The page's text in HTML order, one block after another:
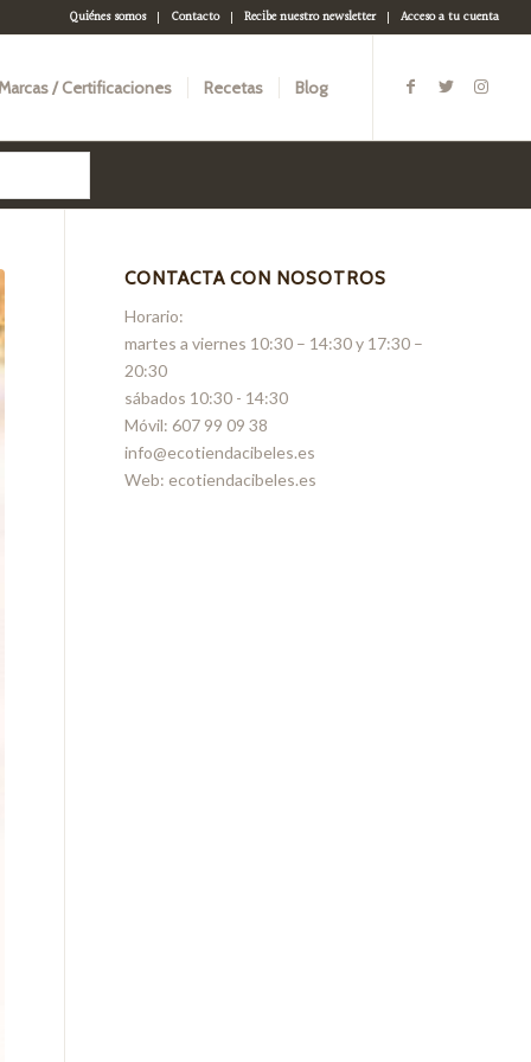
Quiénes somos Contacto Recibe nuestro newsletter Acceso a tu cuenta
/ Certificaciones Recetas Blog
CONTACTA CON NOSOTROS
Horario:
martes a viernes 10:30 – 14:30 y 17:30 –
20:30
sábados 10:30 - 14:30
Móvil: 607 99 09 38
info@ecotiendacibeles.es
Web: ecotiendacibeles.es